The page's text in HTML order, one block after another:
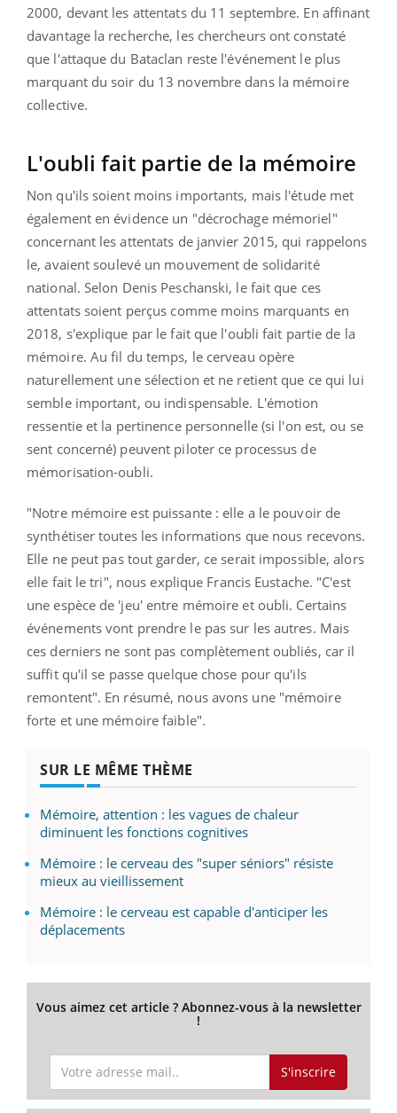
2000, devant les attentats du 11 septembre. En affinant
davantage la recherche, les chercheurs ont constaté
que l'attaque du Bataclan reste l'événement le plus
marquant du soir du 13 novembre dans la mémoire
collective.
L'oubli fait partie de la mémoire
Non qu'ils soient moins importants, mais l'étude met
également en évidence un "décrochage mémoriel"
concernant les attentats de janvier 2015, qui rappelons
le, avaient soulevé un mouvement de solidarité
national. Selon Denis Peschanski, le fait que ces
attentats soient perçus comme moins marquants en
2018, s'explique par le fait que l'oubli fait partie de la
mémoire. Au fil du temps, le cerveau opère
naturellement une sélection et ne retient que ce qui lui
semble important, ou indispensable. L'émotion
ressentie et la pertinence personnelle (si l'on est, ou se
sent concerné) peuvent piloter ce processus de
mémorisation-oubli.
"Notre mémoire est puissante : elle a le pouvoir de
synthétiser toutes les informations que nous recevons.
Elle ne peut pas tout garder, ce serait impossible, alors
elle fait le tri", nous explique Francis Eustache. "C'est
une espèce de 'jeu' entre mémoire et oubli. Certains
événements vont prendre le pas sur les autres. Mais
ces derniers ne sont pas complètement oubliés, car il
suffit qu'il se passe quelque chose pour qu'ils
remontent". En résumé, nous avons une "mémoire
forte et une mémoire faible".
SUR LE MÊME THÈME
Mémoire, attention : les vagues de chaleur
diminuent les fonctions cognitives
Mémoire : le cerveau des "super séniors" résiste
mieux au vieillissement
Mémoire : le cerveau est capable d'anticiper les
déplacements
Vous aimez cet article ? Abonnez-vous à la newsletter
!
S'inscrire